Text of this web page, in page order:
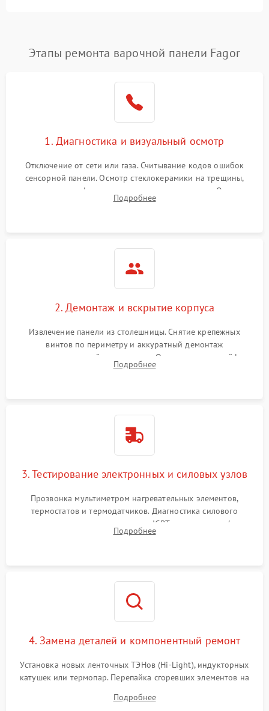
Этапы ремонта варочной панели Fagor
1. Диагностика и визуальный осмотр
Отключение от сети или газа. Считывание кодов ошибок
сенсорной панели. Осмотр стеклокерамики на трещины,
проверка конфорок на равномерность нагрева. Опрос
клиента о симптомах (не включается, не видит посуду,
Подробнее
2. Демонтаж и вскрытие корпуса
Извлечение панели из столешницы. Снятие крепежных
винтов по периметру и аккуратный демонтаж
стеклокерамической поверхности. Отсоединение шлейфов
сенсорного блока для доступа к силовым платам, катушкам
Подробнее
3. Тестирование электронных и силовых узлов
Прозвонка мультиметром нагревательных элементов,
термостатов и термодатчиков. Диагностика силового
модуля, реле, диодных мостов и IGBT-транзисторов (для
индукции). Проверка кранов и газ-контроля (для газовых
Подробнее
4. Замена деталей и компонентный ремонт
Установка новых ленточных ТЭНов (Hi-Light), индукторных
катушек или термопар. Перепайка сгоревших элементов на
дорожек. Очистка контактов и замена поврежденной
Подробнее